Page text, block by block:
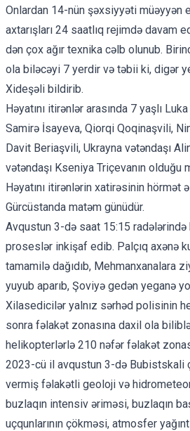
Onlardan 14-nün şəxsiyyəti müəyyən
axtarışları 24 saatlıq rejimdə davam
dən çox ağır texnika cəlb olunub.
ola biləcəyi 7 yerdir və təbii ki, digər
Xideşəli bildirib.
Həyatını itirənlər arasında 7 yaşlı
Samirə İsayeva, Qiorqi Qoqinaşvili,
Davit Beriaşvili, Ukrayna vətəndaşı
vətəndaşı Kseniya Triçevanın olduğu
Həyatını itirənlərin xatirəsinin hörmət
Gürcüstanda matəm günüdür.
Avqustun 3-də saat 15:15 radələrində
proseslər inkişaf edib. Palçıq axənə
tamamilə dağıdıb, Mehmanxanalara
yuyub aparıb, Şoviyə gedən yeganə
Xilasedicilər yalnız sərhəd polisinin
sonra fəlakət zonasına daxil ola
helikopterlərlə 210 nəfər fəlakət
2023-cü il avqustun 3-də Bubistskali
vermiş fəlakətli geoloji və
buzlaqın intensiv əriməsi, buzlaqın
uçqunlarının çökməsi, atmosfer